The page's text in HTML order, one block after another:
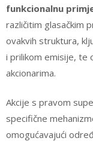
funkcionalnu
različitim glasačkim
ovakvih struktura,
i prilikom emisije, te
akcionarima.
Akcije s pravom
specifične
omogućavajući